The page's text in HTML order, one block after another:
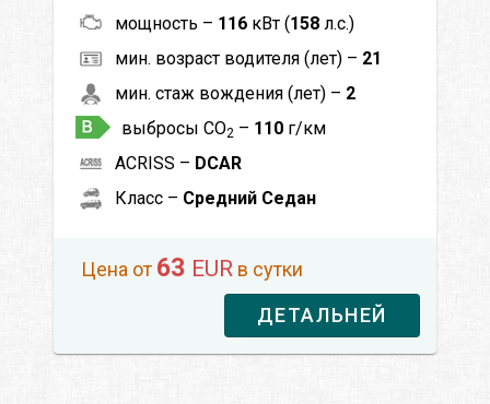
мощность – 116 кВт (158 л.с.)
мин. возраст водителя (лет) – 21
мин. стаж вождения (лет) – 2
выбросы CO2 – 110 г/км
ACRISS – DCAR
Класс – Средний Седан
Цена от 63 EUR в сутки
ДЕТАЛЬНЕЙ